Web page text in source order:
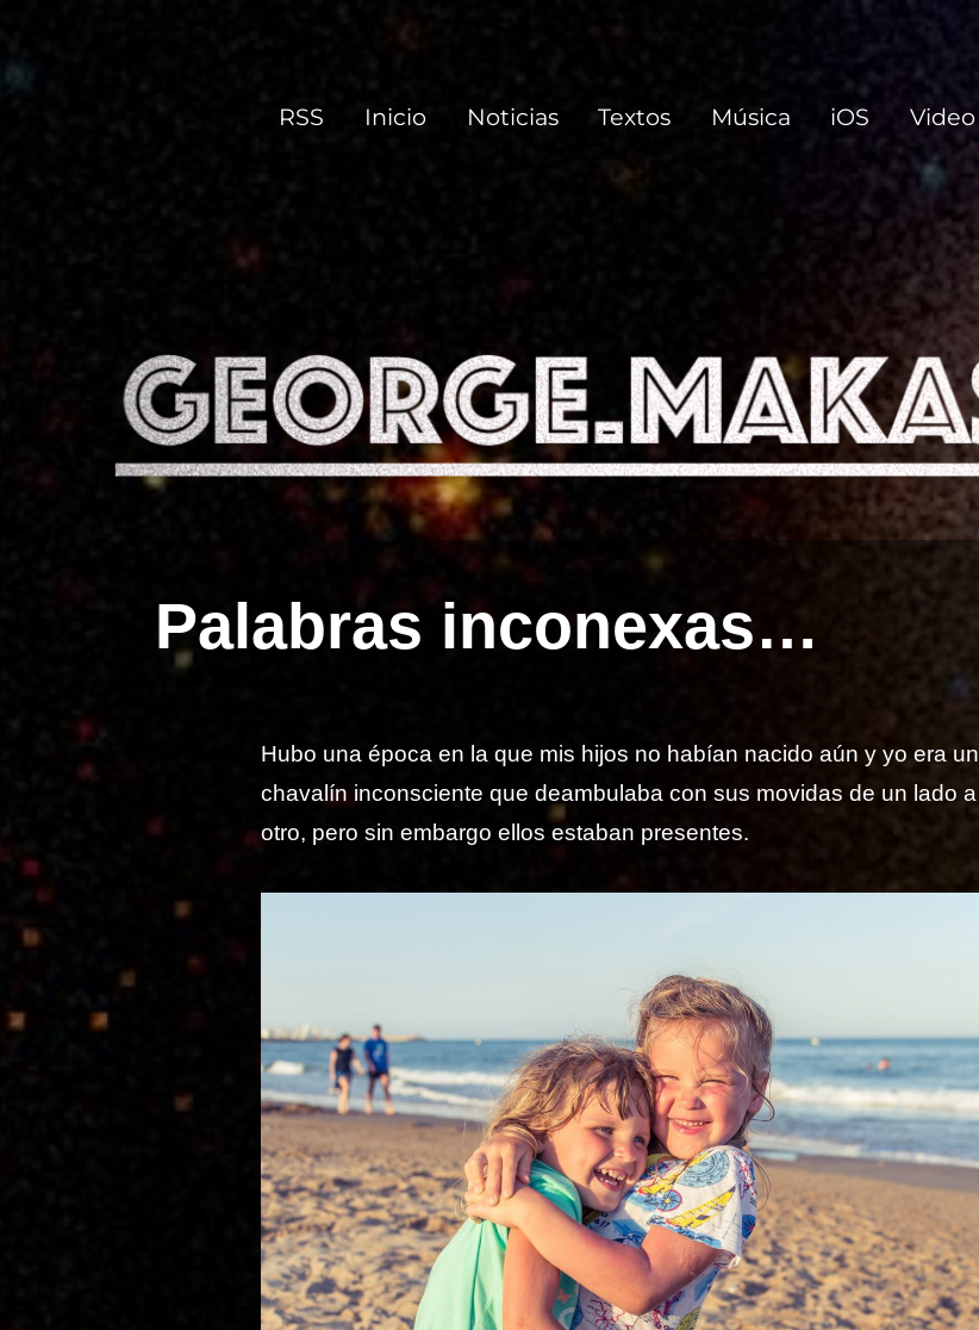
RSS Inicio Noticias Textos Música iOS Video
Palabras inconexas…
Hubo una época en la que mis hijos no habían nacido aún y yo era un
chavalín inconsciente que deambulaba con sus movidas de un lado a
otro, pero sin embargo ellos estaban presentes.